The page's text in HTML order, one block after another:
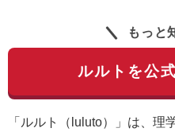
もっと
ルルトを公
「ルルト（luluto）」は、理